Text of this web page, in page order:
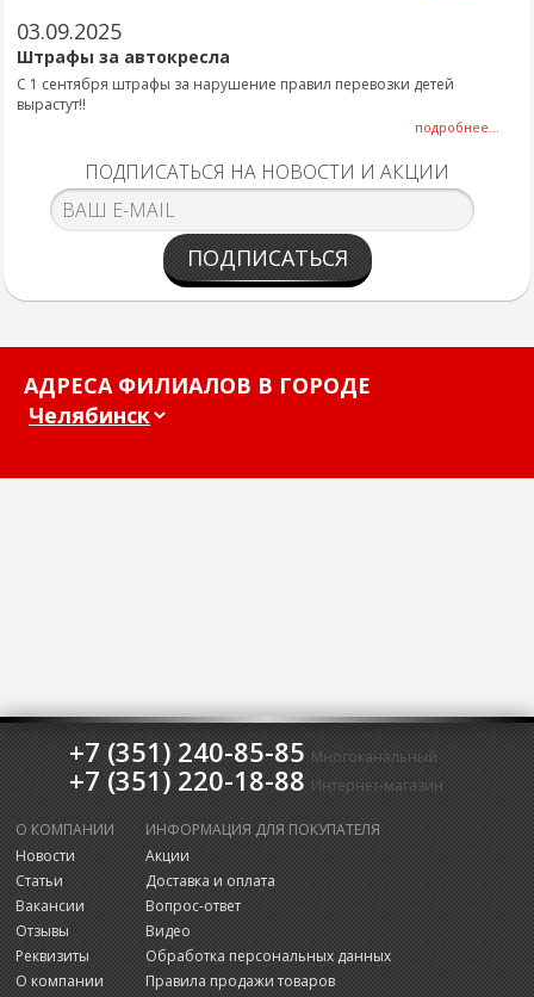
03.09.2025
Штрафы за автокресла
С 1 сентября штрафы за нарушение правил перевозки детей
вырастут!!
подробнее...
ПОДПИСАТЬСЯ НА НОВОСТИ И АКЦИИ
ПОДПИСАТЬСЯ
АДРЕСА ФИЛИАЛОВ В ГОРОДЕ
+7 (351) 240-85-85 Многоканальный
+7 (351) 220-18-88 Интернет-магазин
О КОМПАНИИ
Новости
Статьи
Вакансии
Отзывы
Реквизиты
О компании
ИНФОРМАЦИЯ ДЛЯ ПОКУПАТЕЛЯ
Акции
Доставка и оплата
Вопрос-ответ
Видео
Обработка персональных данных
Правила продажи товаров